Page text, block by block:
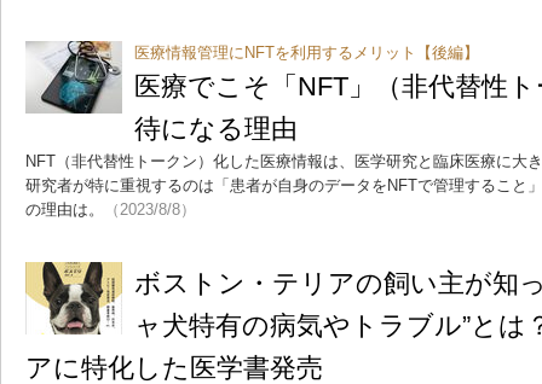
医療情報管理にNFTを利用するメリット【後編】
医療でこそ「NFT」（非代替性
待になる理由
NFT（非代替性トークン）化した医療情報は、医学研究と臨床医療に大
研究者が特に重視するのは「患者が自身のデータをNFTで管理すること
の理由は。
（2023/8/8）
ボストン・テリアの飼い主が知
ャ犬特有の病気やトラブル”と
アに特化した医学書発売